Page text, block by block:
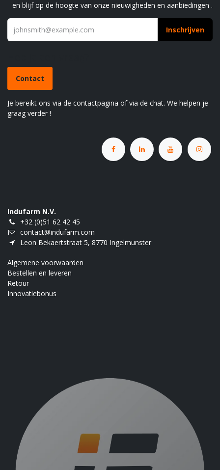
en blijf op de hoogte van onze nieuwigheden en aanbiedingen .
Inschrijven
Contact
Je bereikt ons via de contactpagina of via de chat. We helpen je
graag verder !
Indufarm N.V.
+32 (0)51 62 42 45
contact@indufarm.com
Leon Bekaertstraat 5, 8770 Ingelmunster
Algemene voorwaarden
Bestellen en leveren
Retour
Innovatiebonus